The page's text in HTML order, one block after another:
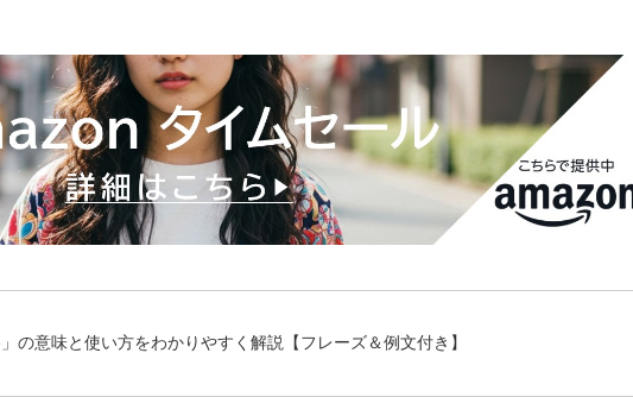
」の意味と使い方をわかりやすく解説【フレーズ＆例文付き】